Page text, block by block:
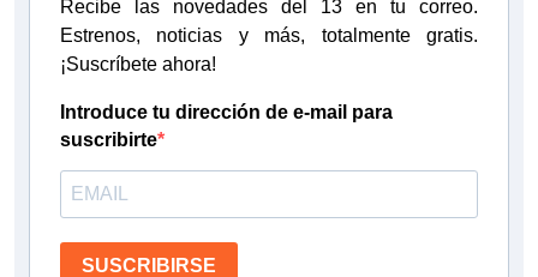
Recibe las novedades del 13 en tu correo.
Estrenos, noticias y más, totalmente gratis.
¡Suscríbete ahora!
Introduce tu dirección de e-mail para
suscribirte
SUSCRIBIRSE